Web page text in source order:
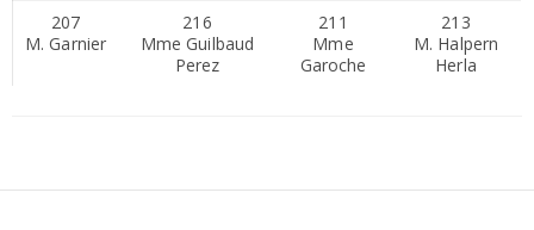
207
M. Garnier
216
Mme Guilbaud
Perez
211
Mme
Garoche
213
M. Halpern
Herla